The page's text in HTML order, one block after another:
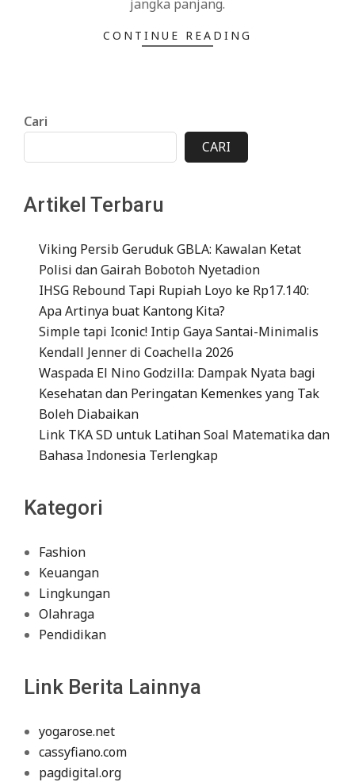
jangka panjang.
CONTINUE READING
Cari
CARI
Artikel Terbaru
Viking Persib Geruduk GBLA: Kawalan Ketat
Polisi dan Gairah Bobotoh Nyetadion
IHSG Rebound Tapi Rupiah Loyo ke Rp17.140:
Apa Artinya buat Kantong Kita?
Simple tapi Iconic! Intip Gaya Santai-Minimalis
Kendall Jenner di Coachella 2026
Waspada El Nino Godzilla: Dampak Nyata bagi
Kesehatan dan Peringatan Kemenkes yang Tak
Boleh Diabaikan
Link TKA SD untuk Latihan Soal Matematika dan
Bahasa Indonesia Terlengkap
Kategori
Fashion
Keuangan
Lingkungan
Olahraga
Pendidikan
Link Berita Lainnya
yogarose.net
cassyfiano.com
pagdigital.org